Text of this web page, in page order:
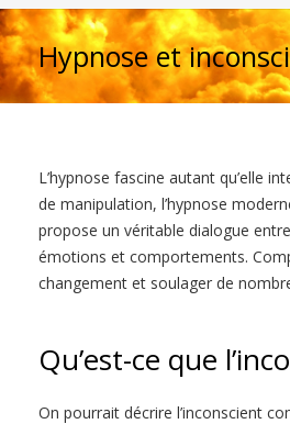
Hypnose et
L’hypnose fascine autant qu’elle
de manipulation, l’hypnose
propose un véritable dialogue
émotions et comportements.
changement et soulager de
Qu’est-ce que
On pourrait décrire l’inconscient